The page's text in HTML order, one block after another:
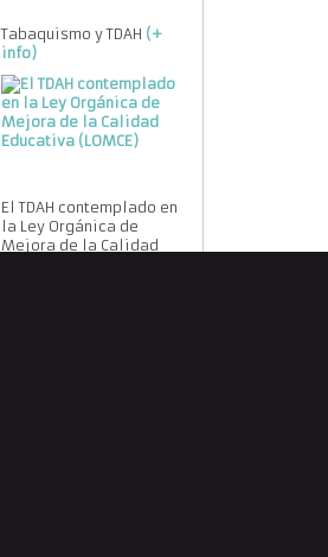
Tabaquismo y TDAH (+
info)
El TDAH contemplado en
la Ley Orgánica de
Mejora de la Calidad